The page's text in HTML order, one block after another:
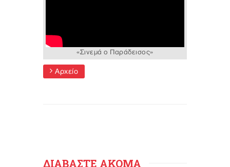
«Σινεμά ο Παράδεισος»
Αρχείο
ΔΙΑΒΑΣΤΕ ΑΚΟΜΑ